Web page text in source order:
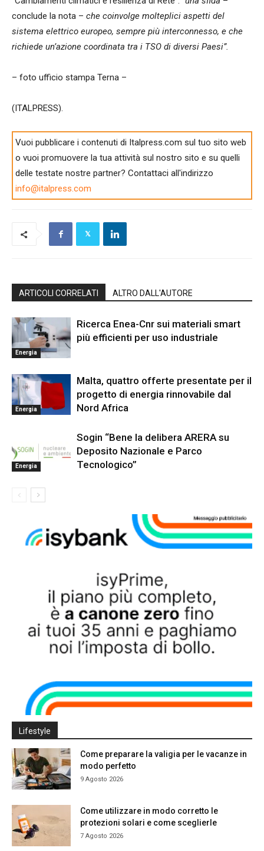
conclude la nota – che coinvolge molteplici aspetti del
sistema elettrico europeo, sempre più interconnesso, e che
richiede un’azione coordinata tra i TSO di diversi Paesi”.
– foto ufficio stampa Terna –
(ITALPRESS).
Vuoi pubblicare i contenuti di Italpress.com sul tuo sito web
o vuoi promuovere la tua attività sul nostro sito e su quelli
delle testate nostre partner? Contattaci all'indirizzo
info@italpress.com
ARTICOLI CORRELATI ALTRO DALL'AUTORE
Energia
Ricerca Enea-Cnr sui materiali smart
più efficienti per uso industriale
Energia
Malta, quattro offerte presentate per il
progetto di energia rinnovabile dal
Nord Africa
Energia
Sogin “Bene la delibera ARERA su
Deposito Nazionale e Parco
Tecnologico”
Lifestyle
Come preparare la valigia per le vacanze in
modo perfetto
9 Agosto 2026
Come utilizzare in modo corretto le
protezioni solari e come sceglierle
7 Agosto 2026